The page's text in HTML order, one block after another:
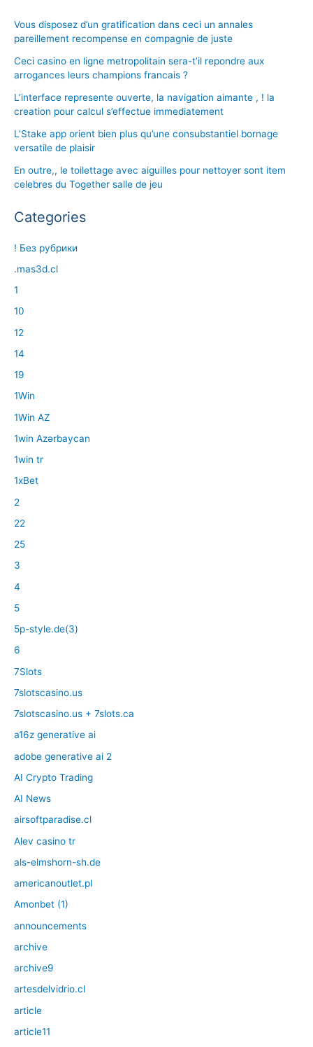
Vous disposez d’un gratification dans ceci un annales
pareillement recompense en compagnie de juste
Ceci casino en ligne metropolitain sera-t’il repondre aux
arrogances leurs champions francais ?
L’interface represente ouverte, la navigation aimante , ! la
creation pour calcul s’effectue immediatement
L’Stake app orient bien plus qu’une consubstantiel bornage
versatile de plaisir
En outre,, le toilettage avec aiguilles pour nettoyer sont item
celebres du Together salle de jeu
Categories
! Без рубрики
.mas3d.cl
1
10
12
14
19
1Win
1Win AZ
1win Azərbaycan
1win tr
1xBet
2
22
25
3
4
5
5p-style.de(3)
6
7Slots
7slotscasino.us
7slotscasino.us + 7slots.ca
a16z generative ai
adobe generative ai 2
AI Crypto Trading
AI News
airsoftparadise.cl
Alev casino tr
als-elmshorn-sh.de
americanoutlet.pl
Amonbet (1)
announcements
archive
archive9
artesdelvidrio.cl
article
article11